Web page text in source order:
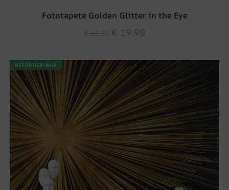
Fototapete Golden Glitter in the Eye
€ 19.90
BEFÖRDERUNG!